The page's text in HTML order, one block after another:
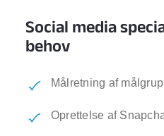
Social media
behov
Målretning af
Oprettelse af